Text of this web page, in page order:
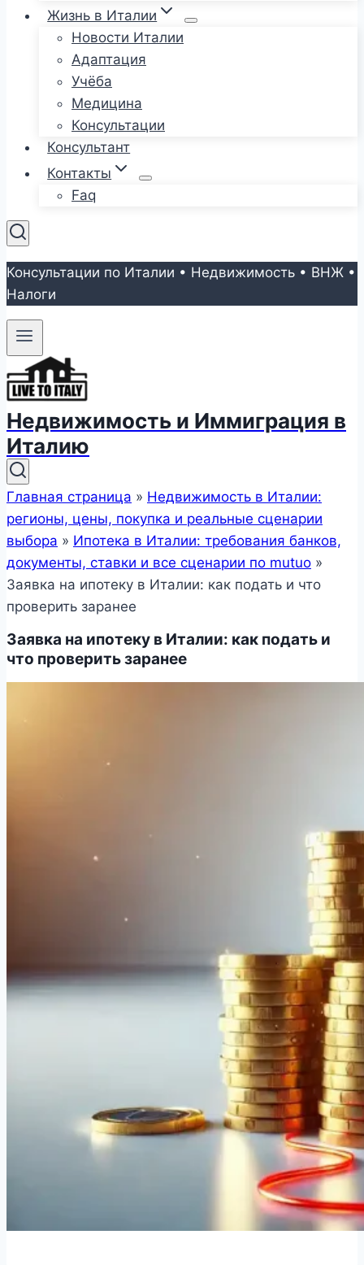
Жизнь в Италии
Новости Италии
Адаптация
Учёба
Медицина
Консультации
Консультант
Контакты
Faq
Консультации по Италии • Недвижимость • ВНЖ •
Налоги
Недвижимость и Иммиграция в
Италию
Главная страница » Недвижимость в Италии:
регионы, цены, покупка и реальные сценарии
выбора » Ипотека в Италии: требования банков,
документы, ставки и все сценарии по mutuo »
Заявка на ипотеку в Италии: как подать и что
проверить заранее
Заявка на ипотеку в Италии: как подать и
что проверить заранее